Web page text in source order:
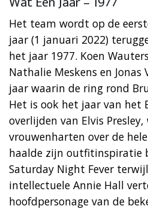
Het team wordt op de
jaar (1 januari 2022)
het jaar 1977. Koen
Nathalie Meskens en Jonas
jaar waarin de ring rond
Het is ook het jaar van het
overlijden van Elvis
vrouwenharten over de
haalde zijn outfitinspiratie
Saturday Night Fever
intellectuele Annie Hall
hoofdpersonage van de